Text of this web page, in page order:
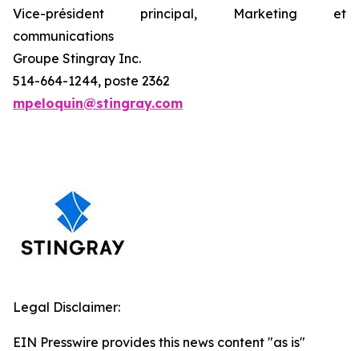
Vice-président principal, Marketing et
communications
Groupe Stingray Inc.
514-664-1244, poste 2362
mpeloquin@stingray.com
Legal Disclaimer:
EIN Presswire provides this news content "as is"